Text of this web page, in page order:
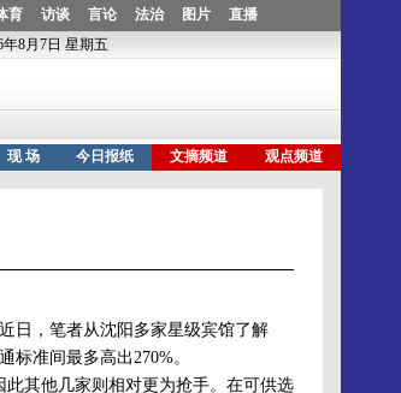
，笔者从沈阳多家星级宾馆了解
准间最多高出270%。
其他几家则相对更为抢手。在可供选